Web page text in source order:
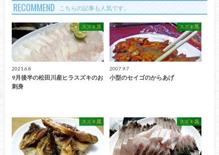
RECOMMEND こちらの記事も人気です。
スズキ属
2021.6.8
9月後半の松田川産ヒラスズキのお
刺身
スズキ属
2007.9.7
小型のセイゴのからあげ
スズキ属 スズキ属